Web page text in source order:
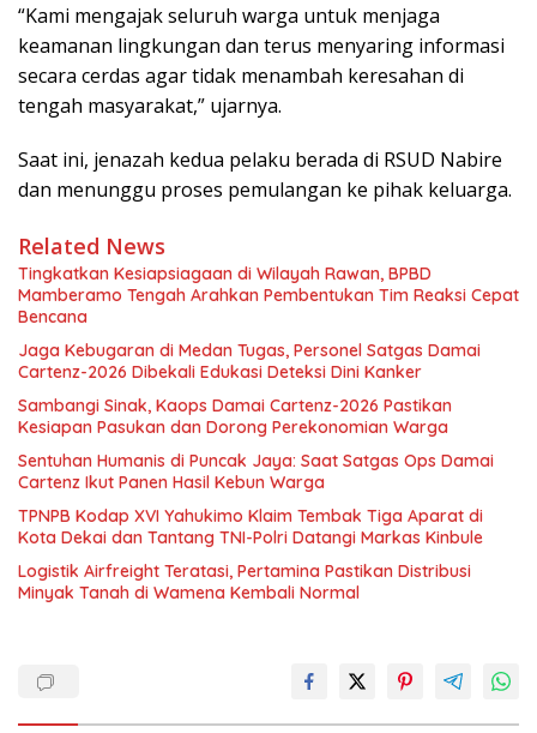
“Kami mengajak seluruh warga untuk menjaga
keamanan lingkungan dan terus menyaring informasi
secara cerdas agar tidak menambah keresahan di
tengah masyarakat,” ujarnya.
Saat ini, jenazah kedua pelaku berada di RSUD Nabire
dan menunggu proses pemulangan ke pihak keluarga.
Related News
Tingkatkan Kesiapsiagaan di Wilayah Rawan, BPBD
Mamberamo Tengah Arahkan Pembentukan Tim Reaksi Cepat
Bencana
Jaga Kebugaran di Medan Tugas, Personel Satgas Damai
Cartenz-2026 Dibekali Edukasi Deteksi Dini Kanker
Sambangi Sinak, Kaops Damai Cartenz-2026 Pastikan
Kesiapan Pasukan dan Dorong Perekonomian Warga
Sentuhan Humanis di Puncak Jaya: Saat Satgas Ops Damai
Cartenz Ikut Panen Hasil Kebun Warga
TPNPB Kodap XVI Yahukimo Klaim Tembak Tiga Aparat di
Kota Dekai dan Tantang TNI-Polri Datangi Markas Kinbule
Logistik Airfreight Teratasi, Pertamina Pastikan Distribusi
Minyak Tanah di Wamena Kembali Normal